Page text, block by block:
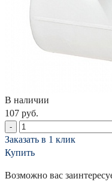
В наличии
107 руб.
-
Заказать в 1 клик
Купить
Возможно вас